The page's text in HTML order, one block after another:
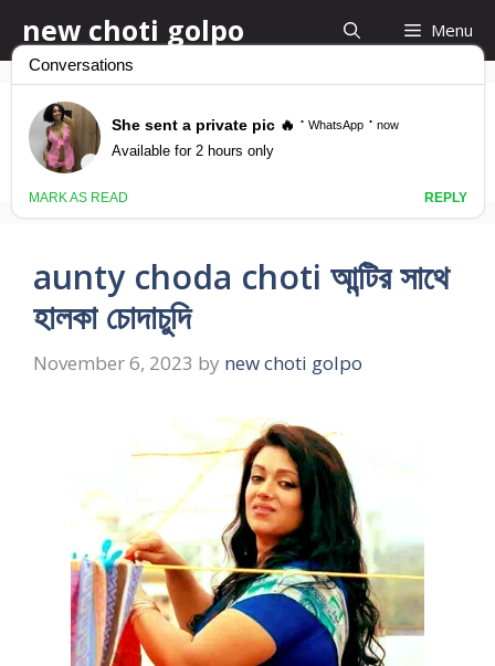
to
content
new choti golpo Menu
aunty se
aunty choda choti আন্টির সাথে
হালকা চোদাচুদি
November 6, 2023 by new choti golpo